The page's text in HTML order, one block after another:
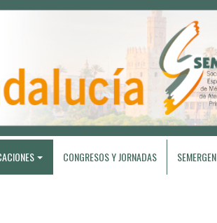
CONGRESOS Y JORNADAS SEMERGEN